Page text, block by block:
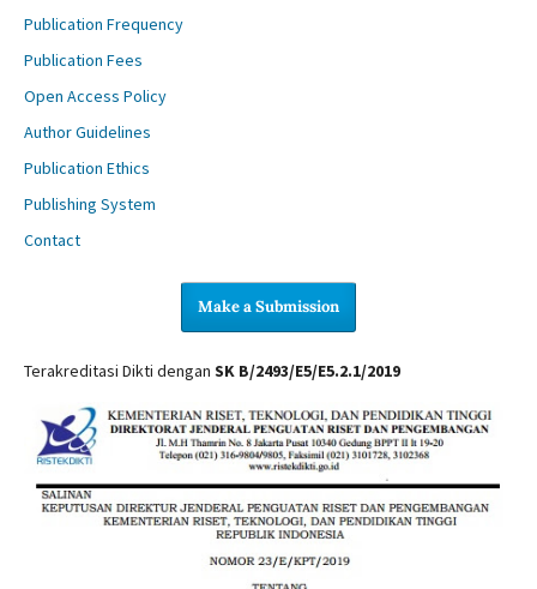
Publication Frequency
Publication Fees
Open Access Policy
Author Guidelines
Publication Ethics
Publishing System
Contact
Make a Submission
Terakreditasi Dikti dengan SK B/2493/E5/E5.2.1/2019